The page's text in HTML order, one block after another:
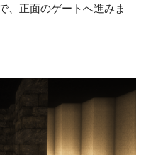
、正面のゲートへ進みま